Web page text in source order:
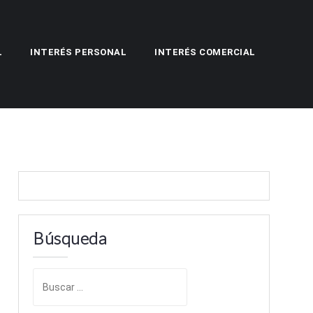
INTERÉS PERSONAL INTERÉS COMERCIAL
Búsqueda